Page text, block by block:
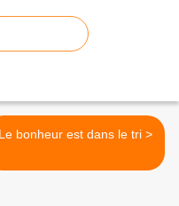
Le bonheur est dans le tri >